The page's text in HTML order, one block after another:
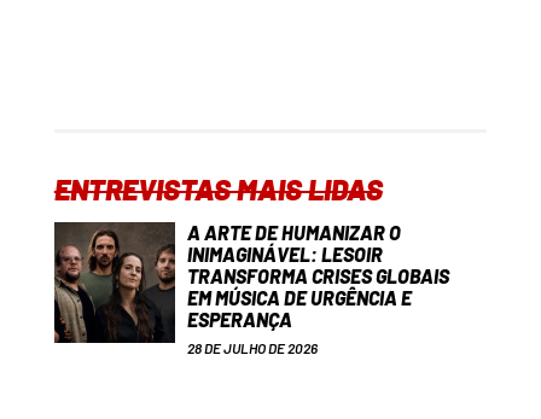
ENTREVISTAS MAIS LIDAS
A ARTE DE HUMANIZAR O
INIMAGINÁVEL: LESOIR
TRANSFORMA CRISES GLOBAIS
EM MÚSICA DE URGÊNCIA E
ESPERANÇA
28 DE JULHO DE 2026